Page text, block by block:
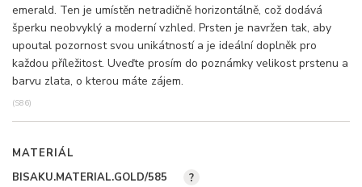
emerald. Ten je umístěn netradičně horizontálně, což dodává
šperku neobvyklý a moderní vzhled. Prsten je navržen tak, aby
upoutal pozornost svou unikátností a je ideální doplněk pro
každou příležitost. Uveďte prosím do poznámky velikost prstenu a
barvu zlata, o kterou máte zájem.
(S86)
MATERIÁL
BISAKU.MATERIAL.GOLD/585
?